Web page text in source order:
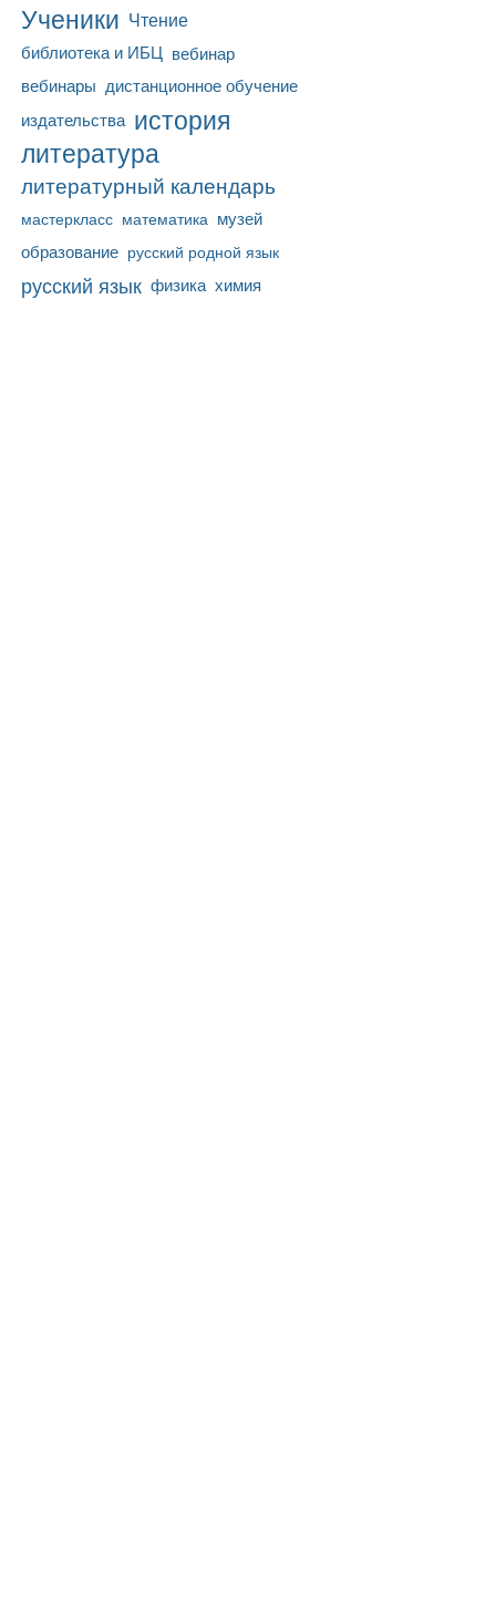
Ученики Чтение
библиотека и ИБЦ вебинар
вебинары дистанционное обучение
издательства история
литература
литературный календарь
мастеркласс математика музей
образование русский родной язык
русский язык физика химия